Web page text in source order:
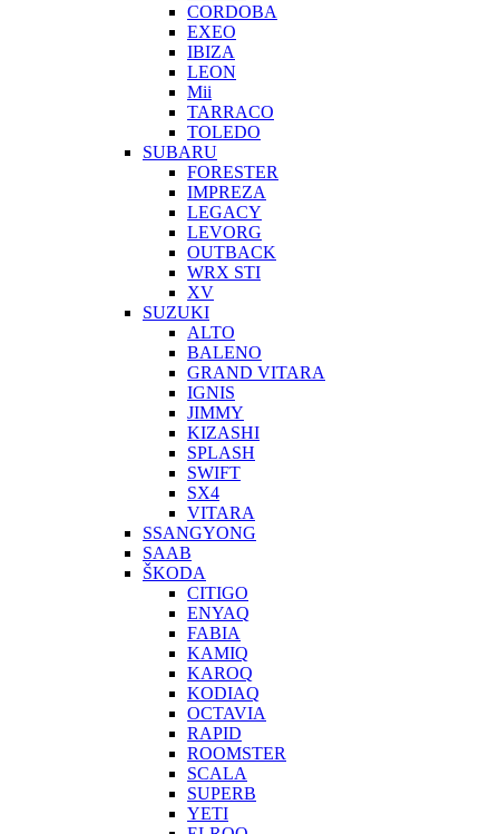
CORDOBA
EXEO
IBIZA
LEON
Mii
TARRACO
TOLEDO
SUBARU
FORESTER
IMPREZA
LEGACY
LEVORG
OUTBACK
WRX STI
XV
SUZUKI
ALTO
BALENO
GRAND VITARA
IGNIS
JIMMY
KIZASHI
SPLASH
SWIFT
SX4
VITARA
SSANGYONG
SAAB
ŠKODA
CITIGO
ENYAQ
FABIA
KAMIQ
KAROQ
KODIAQ
OCTAVIA
RAPID
ROOMSTER
SCALA
SUPERB
YETI